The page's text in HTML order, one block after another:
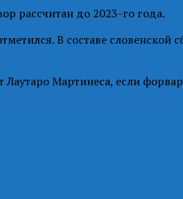
рассчитан до 2023-го года.
В составе
Мартинеса, если